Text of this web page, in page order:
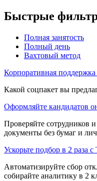
Быстрые
Полная занятость
Полный день
Вахтовый метод
Корпоративная поддержка
Какой соцпакет вы
Оформляйте кандидатов
Проверяйте сотрудников
документы без бумаг и
Ускорьте подбор в 2 раза с
Автоматизируйте сбор
собирайте аналитику в 2